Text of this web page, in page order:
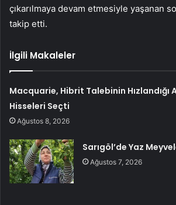
çıkarılmaya devam etmesiyle yaşanan
takip etti.
İlgili Makaleler
Macquarie, Hibrit Talebinin Hızlandığı
Hisseleri Seçti
Ağustos 8, 2026
Sarıgöl’de Yaz
Ağustos 7, 2026